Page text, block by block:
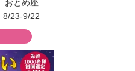
おとめ座
8/23-9/22